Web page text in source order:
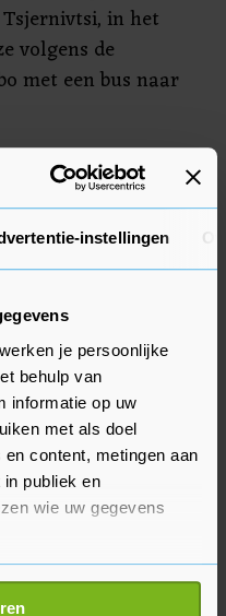
instellingen
je persoonlijke
behulp van
informatie op uw
met als doel
content, metingen aan
publiek en
wie uw gegevens
graag:
in het
volgens de
met een bus naar
in Moldavië naar
vertrekt. Neres is
Roemenië gereisd.